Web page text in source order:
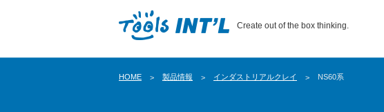
Create out of the box thinking.
HOME 製品情報 インダストリアルクレイ NS60系